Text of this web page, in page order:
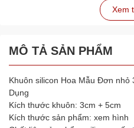
Xem
MÔ TẢ SẢN PHẨM
Khuôn silicon Hoa Mẫu Đơn
Dụng
Kích thước khuôn: 3cm + 5cm
Kích thước sản phẩm: xem hình